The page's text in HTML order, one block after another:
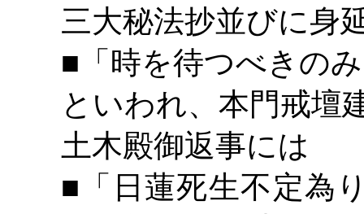
三大秘法抄並びに身
■「時を待つべきの
といわれ、本門戒壇
土木殿御返事には
■「日蓮死生不定為